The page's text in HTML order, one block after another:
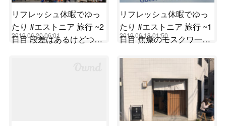
リフレッシュ休暇でゆっ
たり #エストニア 旅行 ~2
日目 段差はあるけどつ…
2019.06.20 06:01
リフレッシュ休暇でゆっ
たり #エストニア 旅行 ~1
日目 焦燥のモスクワ一…
2019.06.18 01:50